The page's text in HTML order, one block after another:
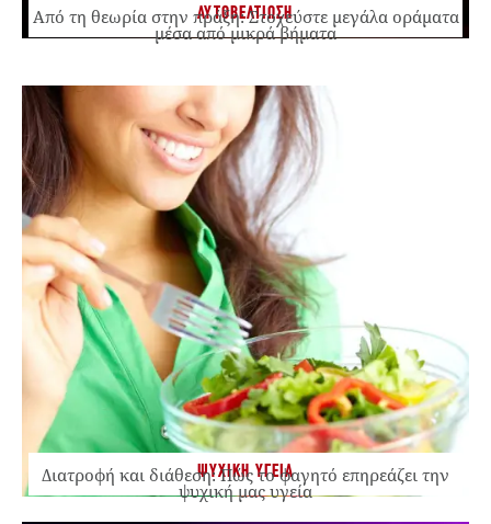
ΑΥΤΟΒΕΛΤΙΩΣΗ
Από τη θεωρία στην πράξη: Στοχεύστε μεγάλα οράματα
μέσα από μικρά βήματα
ΨΥΧΙΚΗ ΥΓΕΙΑ
Διατροφή και διάθεση: Πώς το φαγητό επηρεάζει την
ψυχική μας υγεία